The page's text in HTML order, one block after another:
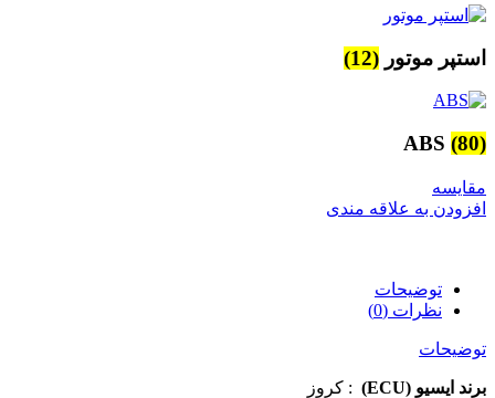
استپر موتور (12)
ABS (80)
مقایسه
افزودن به علاقه مندی
توضیحات
نظرات (0)
توضیحات
برند ایسیو (ECU) : کروز